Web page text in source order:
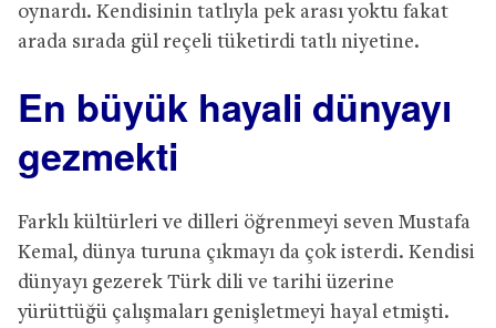
oynardı. Kendisinin tatlıyla pek arası yoktu fakat
arada sırada gül reçeli tüketirdi tatlı niyetine.
En büyük hayali dünyayı
gezmekti
Farklı kültürleri ve dilleri öğrenmeyi seven Mustafa
Kemal, dünya turuna çıkmayı da çok isterdi. Kendisi
dünyayı gezerek Türk dili ve tarihi üzerine
yürüttüğü çalışmaları genişletmeyi hayal etmişti.